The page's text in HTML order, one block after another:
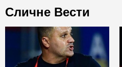
Сличне Вести